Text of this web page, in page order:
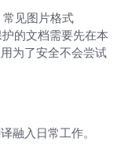
常见图片格式
护的文档需要先在本
为了安全不会尝试
融入日常工作。